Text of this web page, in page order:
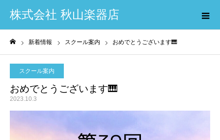
株式会社 秋山楽器店
新着情報 スクール案内 おめでとうございます🎹
スクール案内
おめでとうございます🎹
2023.10.3